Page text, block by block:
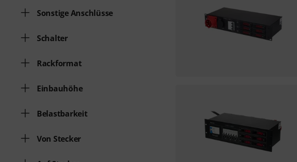
Sonstige Anschlüsse
Schalter
Rackformat
Einbauhöhe
Belastbarkeit
Von Stecker